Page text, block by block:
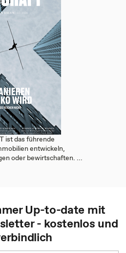
ist das führende
entwickeln,
oder bewirtschaften. ...
Up-to-date mit
- kostenlos und